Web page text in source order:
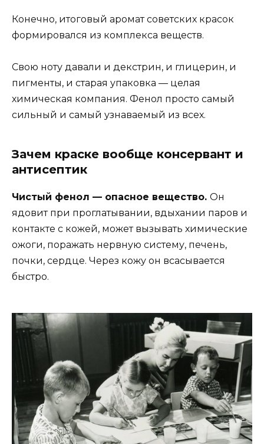
Конечно, итоговый аромат советских красок
формировался из комплекса веществ.
Свою ноту давали и декстрин, и глицерин, и
пигменты, и старая упаковка — целая
химическая компания. Фенол просто самый
сильный и самый узнаваемый из всех.
Зачем краске вообще консервант и
антисептик
Чистый фенол — опасное вещество. Он
ядовит при проглатывании, вдыхании паров и
контакте с кожей, может вызывать химические
ожоги, поражать нервную систему, печень,
почки, сердце. Через кожу он всасывается
быстро.